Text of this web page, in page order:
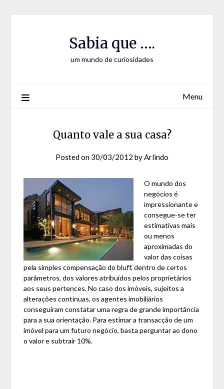
Sabia que ….
um mundo de curiosidades
Menu
Quanto vale a sua casa?
Posted on 30/03/2012 byArlindo
O mundo dos
negócios é
impressionante e
consegue-se ter
estimativas mais
ou menos
aproximadas do
valor das coisas
pela simples compensação do bluff, dentro de certos
parâmetros, dos valores atribuídos pelos proprietários
aos seus pertences. No caso dos imóveis, sujeitos a
alterações contínuas, os agentes imobiliários
conseguiram constatar uma regra de grande importância
para a sua orientação. Para estimar a transacção de um
imóvel para um futuro negócio, basta perguntar ao dono
o valor e subtrair 10%.